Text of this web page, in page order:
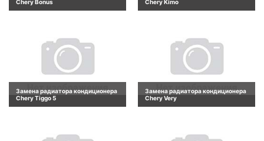
Chery Bonus
Chery Kimo
Замена радиатора кондиционера
Chery Tiggo 5
Замена радиатора кондиционера
Chery Very